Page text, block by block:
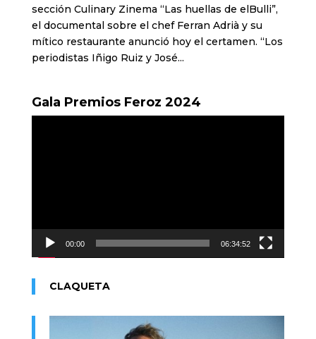
sección Culinary Zinema “Las huellas de elBulli”,
el documental sobre el chef Ferran Adrià y su
mítico restaurante anunció hoy el certamen. “Los
periodistas Iñigo Ruiz y José...
Gala Premios Feroz 2024
00:00 06:34:52
CLAQUETA